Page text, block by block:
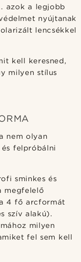
azok a legjobb
nyújtanak
lencsékkel
kell keresned,
milyen stílus
nem olyan
felpróbálni
sminkes és
megfelelő
4 fő arcformát
szív alakú).
milyen
fel sem kell